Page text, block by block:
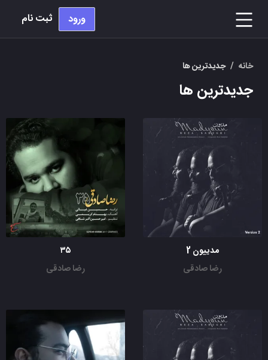
ورود ثبت نام
خانه / جدیدترین ها
جدیدترین ها
مدییون 2
رضا صادقی
۳۵
رضا صادقی